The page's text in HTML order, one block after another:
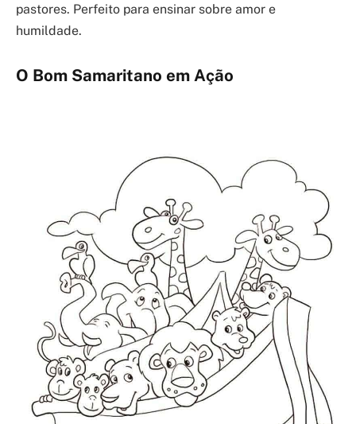
pastores. Perfeito para ensinar sobre amor e
humildade.
O Bom Samaritano em Ação